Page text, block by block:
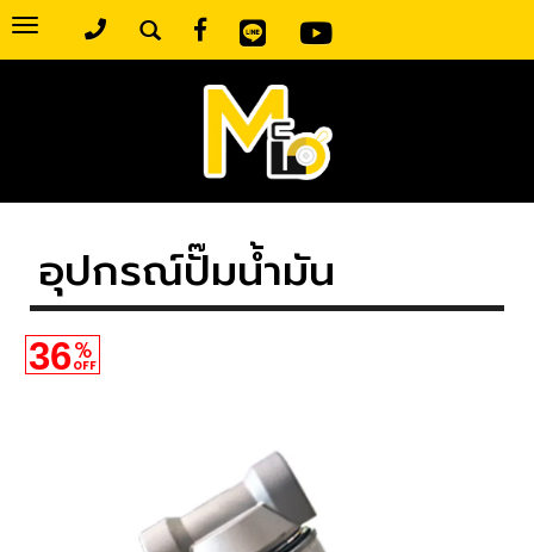
Toggle
navigation
อุปกรณ์ปั๊มน้ำมัน
36%
OFF